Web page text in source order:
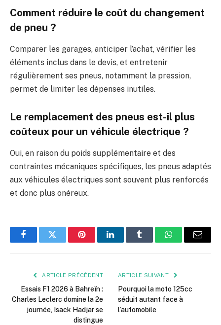
Comment réduire le coût du changement
de pneu ?
Comparer les garages, anticiper l’achat, vérifier les
éléments inclus dans le devis, et entretenir
régulièrement ses pneus, notamment la pression,
permet de limiter les dépenses inutiles.
Le remplacement des pneus est-il plus
coûteux pour un véhicule électrique ?
Oui, en raison du poids supplémentaire et des
contraintes mécaniques spécifiques, les pneus adaptés
aux véhicules électriques sont souvent plus renforcés
et donc plus onéreux.
FacebookTwitter PinterestLinkedInTumblr WhatsApp
E-
ARTICLE PRÉCÉDENT
Essais F1 2026 à Bahreïn :
Charles Leclerc domine la 2e
journée, Isack Hadjar se
distingue
ARTICLE SUIVANT
Pourquoi la moto 125cc
séduit autant face à
l’automobile